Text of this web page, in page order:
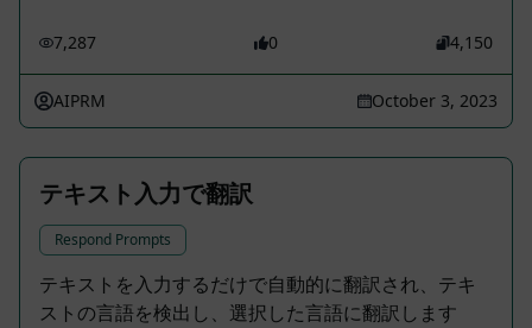
7,287 0 4,150
AIPRM October 3, 2023
テキスト入力で翻訳
Respond Prompts
テキストを入力するだけで自動的に翻訳され、テキ
ストの言語を検出し、選択した言語に翻訳します